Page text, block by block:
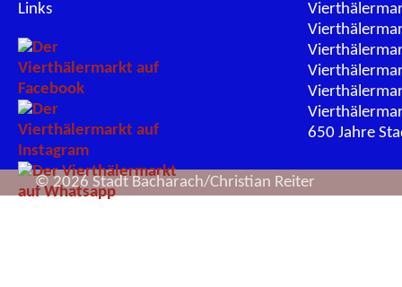
Links
650 Jahre
© 2026 Stadt Bacharach/Christian Reiter